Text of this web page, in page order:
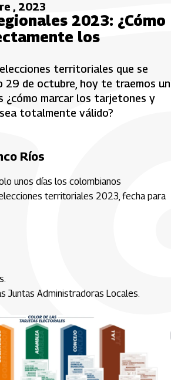
, 2023
2023: ¿Cómo
los
territoriales que se
29 de octubre, hoy te traemos un
¿cómo marcar los tarjetones y
totalmente válido?
Ríos
unos días los colombianos
territoriales 2023, fecha para
Juntas Administradoras Locales.